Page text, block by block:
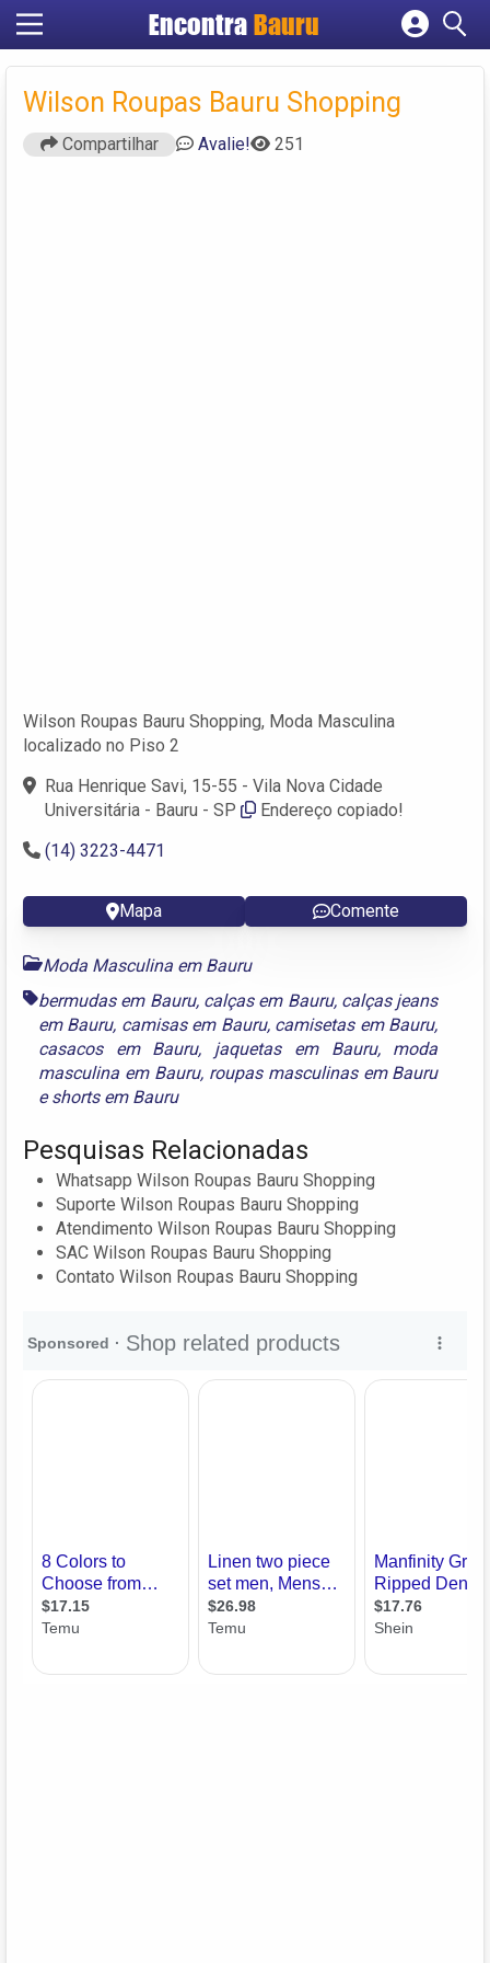
Encontra Bauru
Cadastrar empresa
Criar conta
Wilson Roupas Bauru Shopping
Compartilhar Avalie! 251
Wilson Roupas Bauru Shopping, Moda Masculina
localizado no Piso 2
Rua Henrique Savi, 15-55 - Vila Nova Cidade
Universitária - Bauru - SP
Endereço copiado!
(14) 3223-4471
Mapa Comente
Moda Masculina em Bauru
bermudas em Bauru, calças em Bauru, calças jeans
em Bauru, camisas em Bauru, camisetas em Bauru,
casacos em Bauru, jaquetas em Bauru, moda
masculina em Bauru, roupas masculinas em Bauru
eshorts em Bauru
Pesquisas Relacionadas
Whatsapp Wilson Roupas Bauru Shopping
Suporte Wilson Roupas Bauru Shopping
Atendimento Wilson Roupas Bauru Shopping
SAC Wilson Roupas Bauru Shopping
Contato Wilson Roupas Bauru Shopping